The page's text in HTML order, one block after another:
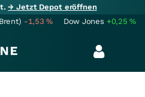
→ Jetzt Depot eröffnen
-1,53% Dow Jones +0,25%